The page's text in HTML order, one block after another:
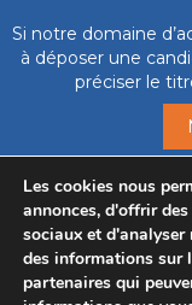
Si notre domaine
à déposer une
préciser le
Pour
pour prise
Les cookies nous
annonces, d'offrir
sociaux et
des informations sur
partenaires qui